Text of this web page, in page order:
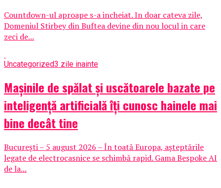
Countdown-ul aproape s-a incheiat. In doar cateva zile,
Domeniul Stirbey din Buftea devine din nou locul in care
zeci de...
Uncategorized3 zile inainte
Mașinile de spălat și uscătoarele bazate pe
inteligență artificială îți cunosc hainele mai
bine decât tine
București – 5 august 2026 – În toată Europa, așteptările
legate de electrocasnice se schimbă rapid. Gama Bespoke AI
de la...